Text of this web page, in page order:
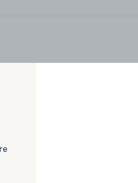
qui vous